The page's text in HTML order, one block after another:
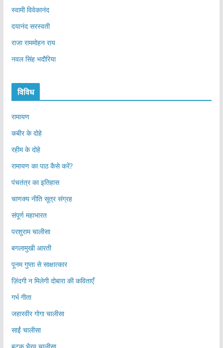
स्वामी विवेकानंद
दयानंद सरस्वती
राजा राममोहन राय
नवल सिंह भदौरिया
विविध
रामायण
कबीर के दोहे
रहीम के दोहे
रामायण का पाठ कैसे करें?
पंचतंत्र का इतिहास
चाणक्य नीति सूत्र संग्रह
संपूर्ण महाभारत
परशुराम चालीसा
बगलामुखी आरती
पूनम गुप्ता से साक्षात्कार
ज़िंदगी न मिलेगी दोबारा की कविताएँ
गर्भ गीता
जहारवीर गोगा चालीसा
साईं चालीसा